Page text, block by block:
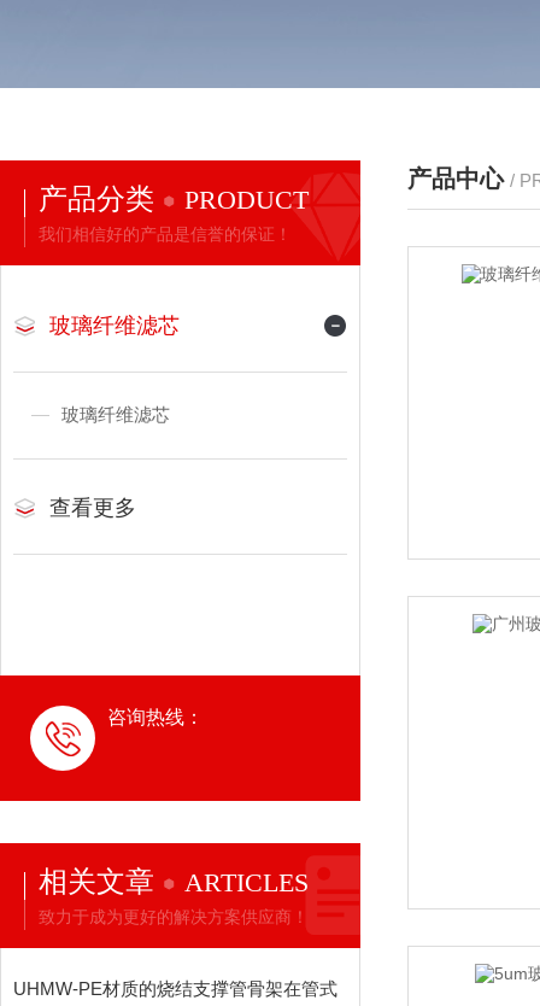
产品分类 PRODUCT
我们相信好的产品是信誉的保证！
玻璃纤维滤芯
玻璃纤维滤芯
查看更多
咨询热线：
相关文章 ARTICLES
致力于成为更好的解决方案供应商！
UHMW-PE材质的烧结支撑管骨架在管式
产品中心 /